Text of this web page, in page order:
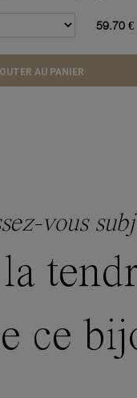
59.70 €
AU PANIER
vous
ce